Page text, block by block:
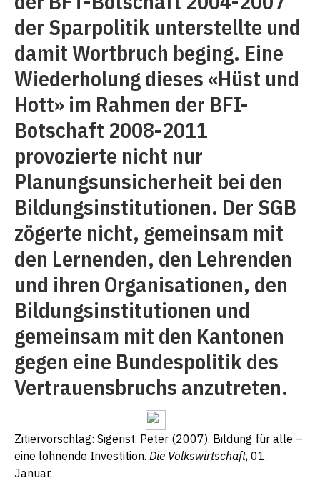
der Sparpolitik unterstellte und
damit Wortbruch beging. Eine
Wiederholung dieses «Hüst und
Hott» im Rahmen der BFI-
Botschaft 2008-2011
provozierte nicht nur
Planungsunsicherheit bei den
Bildungsinstitutionen. Der SGB
zögerte nicht, gemeinsam mit
den Lernenden, den Lehrenden
und ihren Organisationen, den
Bildungsinstitutionen und
gemeinsam mit den Kantonen
gegen eine Bundespolitik des
Vertrauensbruchs anzutreten.
Zitiervorschlag: Sigerist, Peter (2007). Bildung für alle –
eine lohnende Investition. Die Volkswirtschaft, 01.
Januar.